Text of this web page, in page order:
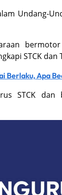
Undang-
STCK
Berlaku, Apa
STCK